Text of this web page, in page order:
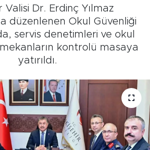
Valisi Dr. Erdinç Yılmaz
düzenlenen Okul Güvenliği
servis denetimleri ve okul
kontrolü masaya
yatırıldı.